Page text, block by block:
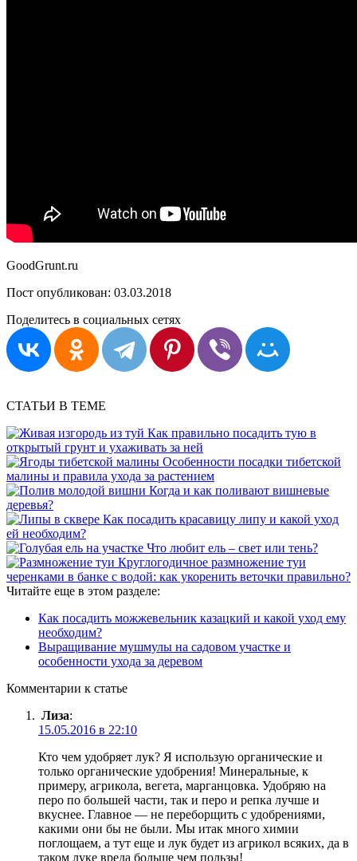
GoodGrunt.ru
Пост опубликован: 03.03.2018
Поделитесь в социальных сетях
СТАТЬИ В ТЕМЕ
Как правильно посадить тую в
открытый грунт и ухаживать за ней
Особенности посадки тибетской
малины и правила ухода за растением
Когда и как поливают вишневые
деревья?
Как посадить красавицу липу и какой уход
ей необходим?
Что любит ель – свет или тень?
Круглогодичное размножение туи
черенками в банке с водой: как укоренить веточки правильно?
Читайте еще в этом разделе:
Как посадить можжевельник казацкий и какой уход ему
необходим?
Выращивание мушмулы на садовом участке и
особенности ухода за деревом
Комментарии к статье
Лиза:
15.05.2016 в 22:10
Кто чем удобряет лук? Я использую органические и
только органические удобрения! Минеральные, к
примеру, агрикола, вегета, марганцовка. Удобряю на
перо по большей части, так и перо и репка лучше и
вкуснее. Главное — не переборщить с удобрениями,
какими они бы не были. Мы итак много химии
поглощаем, а тут еще и лук будет из агрикол всяких, да в
таком луке вреда больше чем пользы!